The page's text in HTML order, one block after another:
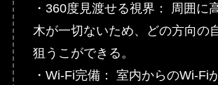
・360度見渡せる視界： 周囲に
木が一切ないため、どの方向の
狙うこができる。
・Wi-Fi完備： 室内からのWi-Fi